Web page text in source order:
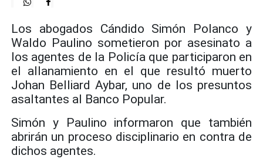
Los abogados Cándido Simón Polanco y
Waldo Paulino sometieron por asesinato a
los agentes de la Policía que participaron en
el allanamiento en el que resultó muerto
Johan Belliard Aybar, uno de los presuntos
asaltantes al Banco Popular.
Simón y Paulino informaron que también
abrirán un proceso disciplinario en contra de
dichos agentes.